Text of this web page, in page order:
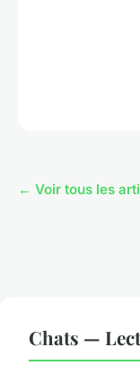
← Voir tous les
Chats —